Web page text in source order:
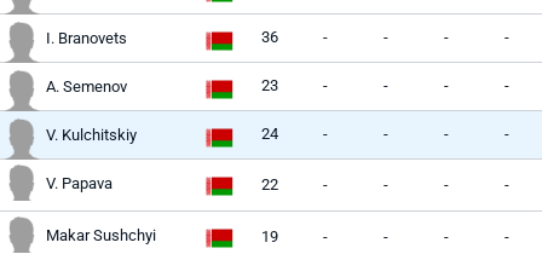
I. Branovets 36 - - - -
A. Semenov 23 - - - -
V. Kulchitskiy 24 - - - -
V. Papava 22 - - - -
Makar Sushchyi 19 - - - -